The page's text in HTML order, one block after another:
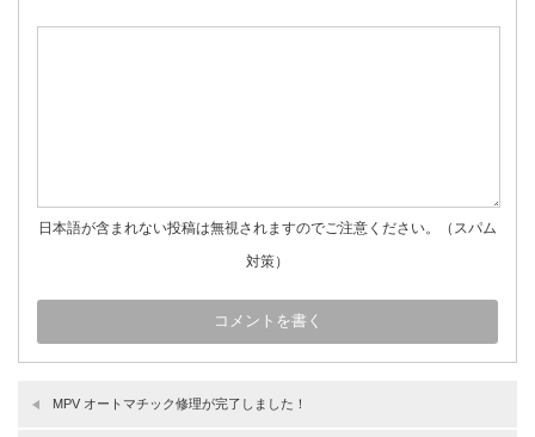
日本語が含まれない投稿は無視されますのでご注意ください。（スパム
対策）
MPV オートマチック修理が完了しました！